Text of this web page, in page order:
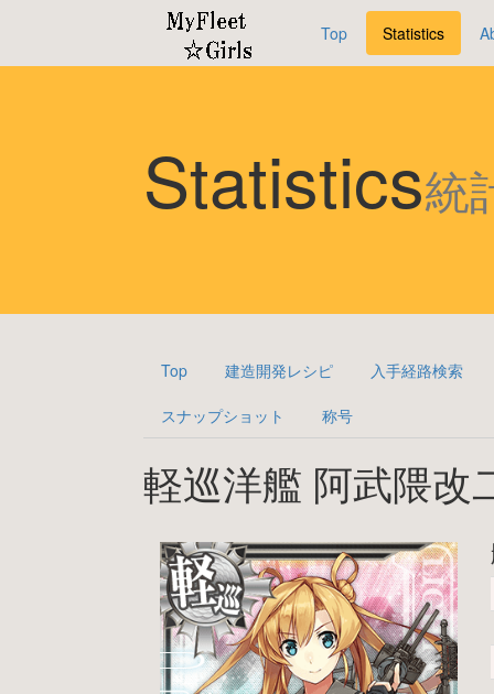
Top Statistics
Statistics統
Top 建造開発レシピ 入手経路検索
スナップショット 称号
軽巡洋艦 阿武隈改